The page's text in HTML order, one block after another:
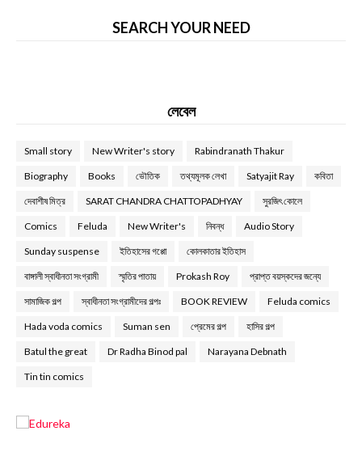
SEARCH YOUR NEED
লেবেল
Small story New Writer's story Rabindranath Thakur
Biography Books ভৌতিক তথ্যমূলক লেখা Satyajit Ray কবিতা
দেবাশীষ মিত্র SARAT CHANDRA CHATTOPADHYAY সুরজিৎ কোলে
Comics Feluda New Writer's নিবন্ধ Audio Story
Sunday suspense ইতিহাসের গপ্পো কোলকাতার ইতিহাস
বাঙ্গালী স্বাধীনতা সংগ্রামী স্মৃতির পাতায় Prokash Roy প্রাপ্ত বয়স্কদের জন্যে
সামাজিক গল্প স্বাধীনতা সংগ্রামীদের গল্পঃ BOOK REVIEW Feluda comics
Hada voda comics Suman sen প্রেমের গল্প হাসির গল্প
Batul the great Dr Radha Binod pal Narayana Debnath
Tin tin comics